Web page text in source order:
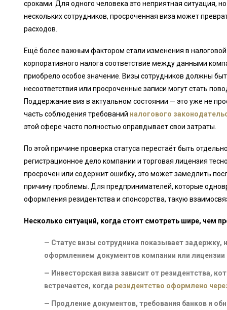
сроками. Для одного человека это неприятная ситуация,
нескольких сотрудников, просроченная виза может
расходов.
Ещё более важным фактором стали изменения в
корпоративного налога соответствие между данными
приобрело особое значение. Визы сотрудников должны
несоответствия или просроченные записи могут стать
Поддержание виз в актуальном состоянии — это уже не
часть соблюдения требований налогового
этой сфере часто полностью оправдывает свои затраты.
По этой причине проверка статуса перестаёт быть
регистрационное дело компании и торговая лицензия
просрочен или содержит ошибку, это может замедлить
причину проблемы. Для предпринимателей, которые
оформления резидентства и спонсорства, такую
Несколько ситуаций, когда стоит смотреть шире, чем
— Статус визы сотрудника показывает задержку,
оформлением документов компании или лицензии
— Инвесторская виза зависит от резидентства,
встречается, когда резидентство оформлено
— Продление документов, требования банков и